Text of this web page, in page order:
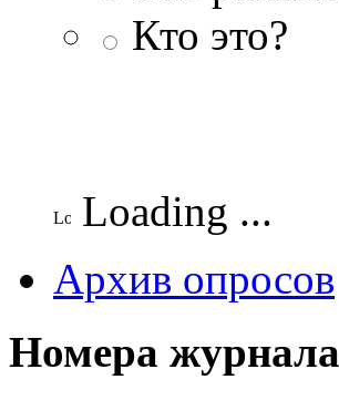
Кто это?
Loading ...
Архив опросов
Номера журнала